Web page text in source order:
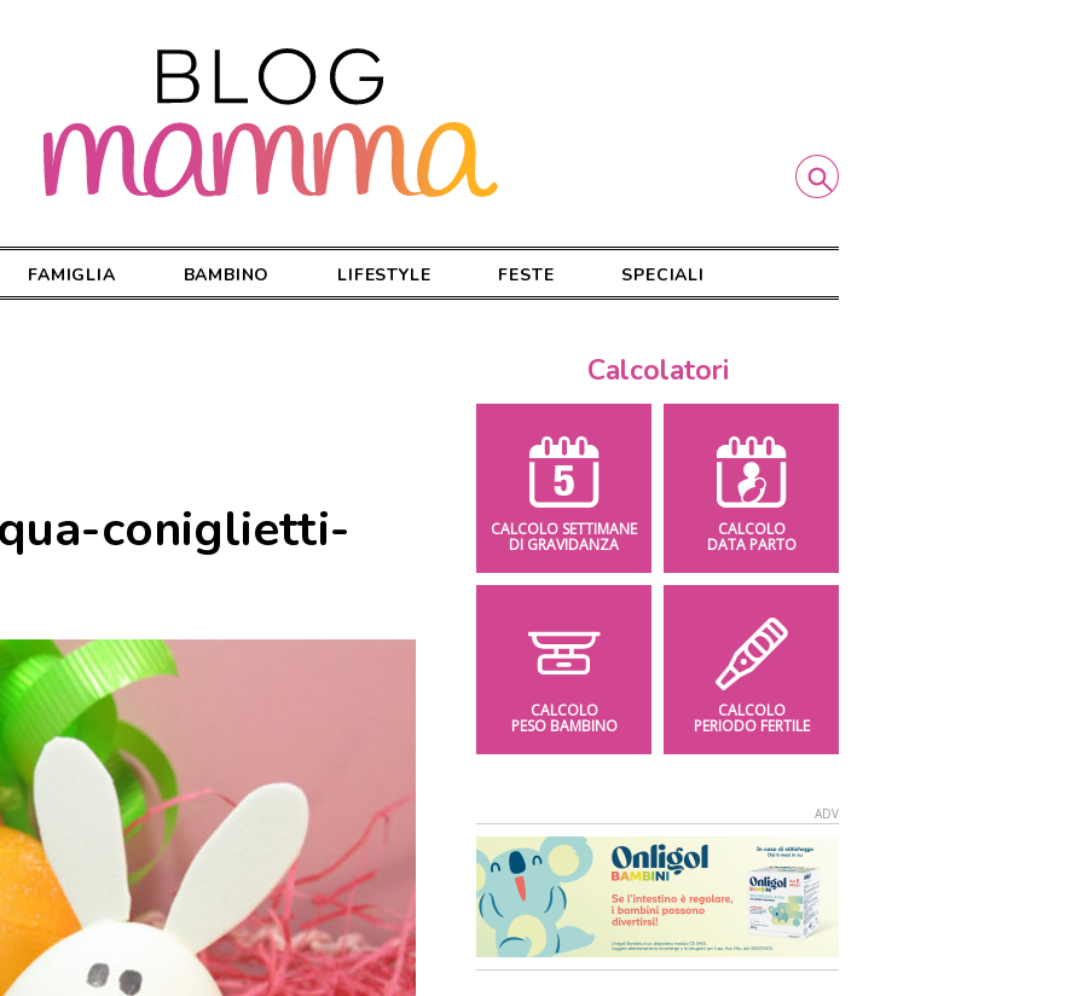
FAMIGLIA BAMBINO LIFESTYLE FESTE SPECIALI
coniglietti-
Calcolatori
CALCOLO SETTIMANE
DI GRAVIDANZA
CALCOLO
DATA PARTO
CALCOLO
PESO BAMBINO
CALCOLO
PERIODO FERTILE